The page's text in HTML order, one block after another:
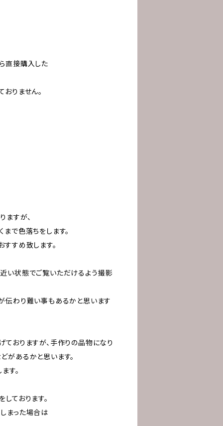
直接購入した
りません。
ますが、
で色落ちをします。
すめ致します。
い状態でご覧いただけるよう撮影
伝わり難い事もあるかと思います
おりますが、手作りの品物になり
があるかと思います。
す。
ております。
まった場合は